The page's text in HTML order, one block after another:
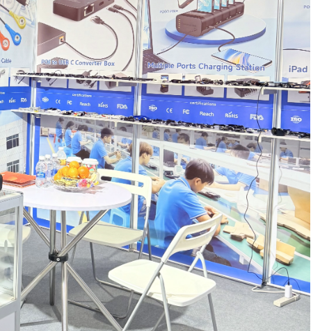
谷诚科技亮相CES 2025 |创新 POS 支架和平板电脑充电解决方案展示
LVCC SOUTH
终端支架、
电底座等。请访
息。
选择正确的POS支架：确保有效付款终端安装的指南
2025-02-08 09:23:20
如何选择合适的POS支架 高质量的POS展位可
提高零售和酒店设置中的付款效率，安全性和
客户互动。无论您是需要可调节的P​​OS终端支
架，用于平板电脑和读卡器的双付款支架，还
是壁挂式的POS持有人，选择正确的支架可增
强工作流程和空间管理。 在谷诚，我们为各种
行业生产耐用且可定制的POS。探索我们的顶
级产品： POS端子支架PS-1020 - 可调节可调
节，以进行平滑交易。 2合1 POS支架 - 支持